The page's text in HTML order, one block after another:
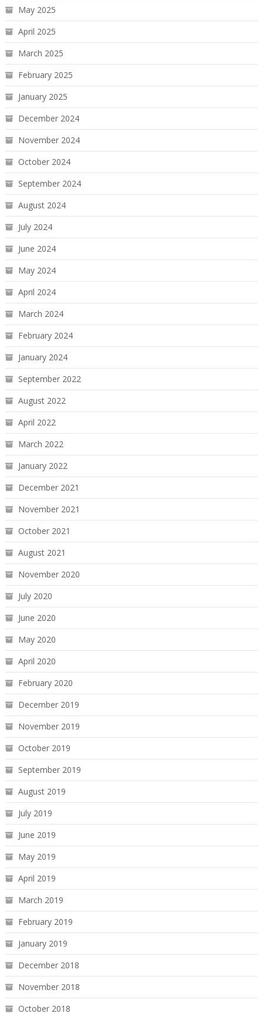
May 2025
April 2025
March 2025
February 2025
January 2025
December 2024
November 2024
October 2024
September 2024
August 2024
July 2024
June 2024
May 2024
April 2024
March 2024
February 2024
January 2024
September 2022
August 2022
April 2022
March 2022
January 2022
December 2021
November 2021
October 2021
August 2021
November 2020
July 2020
June 2020
May 2020
April 2020
February 2020
December 2019
November 2019
October 2019
September 2019
August 2019
July 2019
June 2019
May 2019
April 2019
March 2019
February 2019
January 2019
December 2018
November 2018
October 2018